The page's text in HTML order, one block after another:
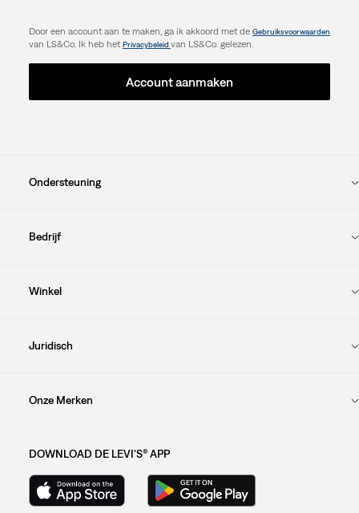
Door een account aan te maken, ga ik akkoord met de Gebruiksvoorwaarden
van LS&Co. Ik heb hetPrivacybeleid van LS&Co. gelezen.
Account aanmaken
Ondersteuning
Bedrijf
Winkel
Juridisch
Onze Merken
DOWNLOAD DE LEVI'S® APP